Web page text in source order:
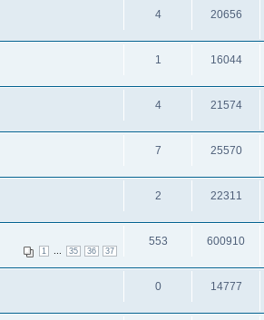
4 20656
1 16044
4 21574
7 25570
2 22311
1 35 36 37
553 600910
0 14777